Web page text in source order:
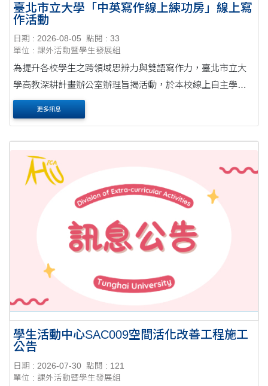
臺北市立大學「中英寫作線上練功房」線上寫
作活動
日期 : 2026-08-05
點閱 : 33
單位 : 課外活動暨學生發展組
為提升各校學生之跨領域思辨力與雙語寫作力，臺北市立大
學高教深耕計畫辦公室辦理旨揭活動，於本校線上自主學習
平台定期發佈指定寫作議題，參與同學之作品可得教師評改
及同儕觀摩互評，並頒發獎狀表揚表現優異....
更多訊息
學生活動中心SAC009空間活化改善工程施工
公告
日期 : 2026-07-30 點閱 : 121
單位 : 課外活動暨學生發展組